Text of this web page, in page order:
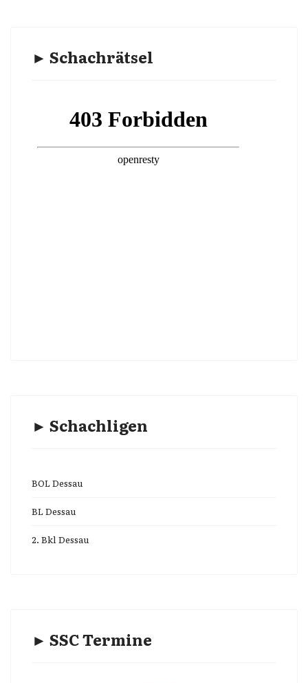
► Schachrätsel
► Schachligen
BOL Dessau
BL Dessau
2. Bkl Dessau
► SSC Termine